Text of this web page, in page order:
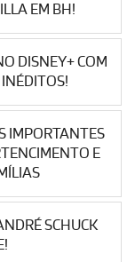
EM BH!
DISNEY+ COM
IMPORTANTES
E
SCHUCK